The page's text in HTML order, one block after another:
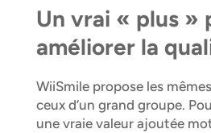
Un vrai « plus »
améliorer la
WiiSmile propose les
ceux d’un grand groupe.
une vraie valeur ajoutée